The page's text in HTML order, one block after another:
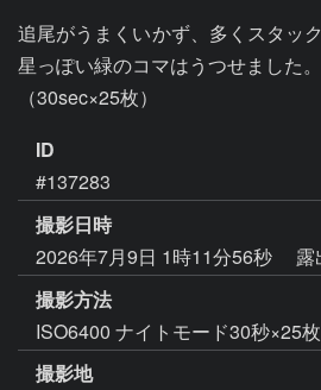
追尾がうまくいかず、多くスタッ
星っぽい緑のコマはうつせました。
（30sec×25枚）
ID
#137283
撮影日時
2026年7月9日 1時11分56秒
露
撮影方法
ISO6400 ナイトモード30秒×25枚
撮影地